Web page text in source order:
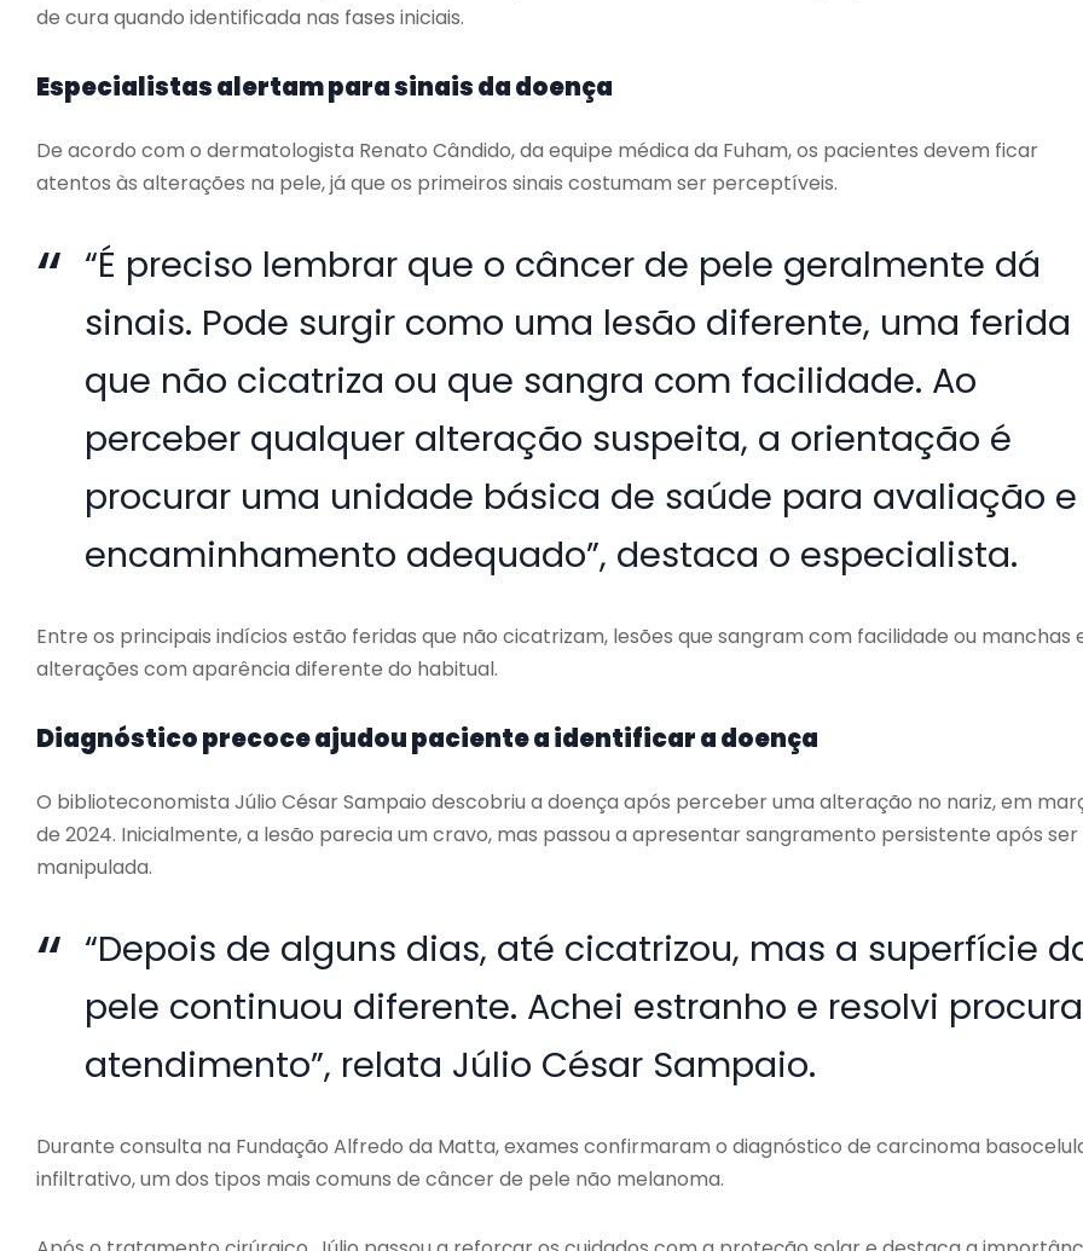
de cura quando identificada nas fases iniciais.
Especialistas alertam para sinais da doença
De acordo com o dermatologista Renato Cândido, da equipe médica da Fuham, os pacientes devem ficar
atentos às alterações na pele, já que os primeiros sinais costumam ser perceptíveis.
“É preciso lembrar que o câncer de pele geralmente dá
sinais. Pode surgir como uma lesão diferente, uma ferida
que não cicatriza ou que sangra com facilidade. Ao
perceber qualquer alteração suspeita, a orientação é
procurar uma unidade básica de saúde para avaliação e
encaminhamento adequado”, destaca o especialista.
Entre os principais indícios estão feridas que não cicatrizam, lesões que sangram com facilidade ou manchas
alterações com aparência diferente do habitual.
Diagnóstico precoce ajudou paciente a identificar a doença
O biblioteconomista Júlio César Sampaio descobriu a doença após perceber uma alteração no nariz, em
de 2024. Inicialmente, a lesão parecia um cravo, mas passou a apresentar sangramento persistente após ser
manipulada.
“Depois de alguns dias, até cicatrizou, mas a superfície
pele continuou diferente. Achei estranho e resolvi
atendimento”, relata Júlio César Sampaio.
Durante consulta na Fundação Alfredo da Matta, exames confirmaram o diagnóstico de carcinoma
infiltrativo, um dos tipos mais comuns de câncer de pele não melanoma.